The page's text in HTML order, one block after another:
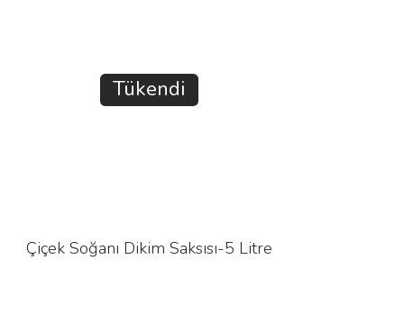
Tükendi
Çiçek Soğanı Dikim Saksısı-5 Litre